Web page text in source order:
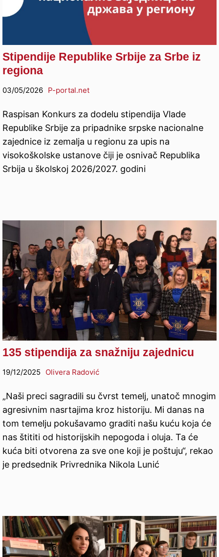
Stipendije Republike Srbije za Srbe iz
regiona
03/05/2026 P-portal.net
Raspisan Konkurs za dodelu stipendija Vlade
Republike Srbije za pripadnike srpske nacionalne
zajednice iz zemalja u regionu za upis na
visokoškolske ustanove čiji je osnivač Republika
Srbija u školskoj 2026/2027. godini
135 stipendija za snažniju zajednicu
19/12/2025 Olivera Radović
„Naši preci sagradili su čvrst temelj, unatoč mnogim
agresivnim nasrtajima kroz historiju. Mi danas na
tom temelju pokušavamo graditi našu kuću koja će
nas štititi od historijskih nepogoda i oluja. Ta će
kuća biti otvorena za sve one koji je poštuju“, rekao
je predsednik Privrednika Nikola Lunić